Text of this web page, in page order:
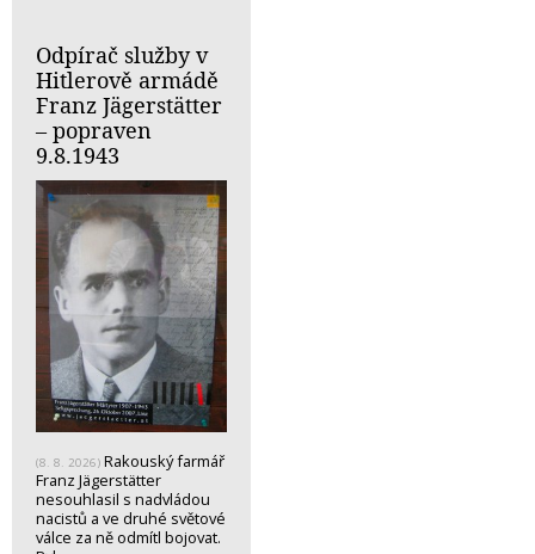
Odpírač služby v
Hitlerově armádě
Franz Jägerstätter
– popraven
9.8.1943
(8. 8. 2026) Rakouský farmář
Franz Jägerstätter
nesouhlasil s nadvládou
nacistů a ve druhé světové
válce za ně odmítl bojovat.